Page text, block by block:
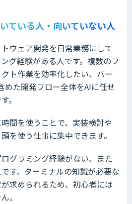
ている人・向いていない人
ウェア開発を日常業務にして
グ経験がある人です。複数のフ
ト作業を効率化したい、バー
めた開発フロー全体をAIに任せ
。
間を使うことで、実装検討や
を使う仕事に集中できます。
グラミング経験がない、また
す。ターミナルの知識が必要な
求められるため、初心者には
。